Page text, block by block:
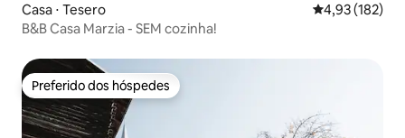
Casa ⋅ Tesero 4,93 de uma
4,93 (182)
B&B Casa Marzia - SEM cozinha!
Preferido dos hóspedes
Preferido dos hóspedes